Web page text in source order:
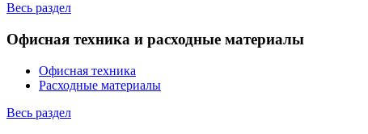
Весь раздел
Офисная техника и расходные материалы
Офисная техника
Расходные материалы
Весь раздел